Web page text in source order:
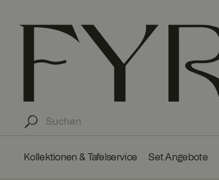
Kollektionen & Tafelservice Set Angebote